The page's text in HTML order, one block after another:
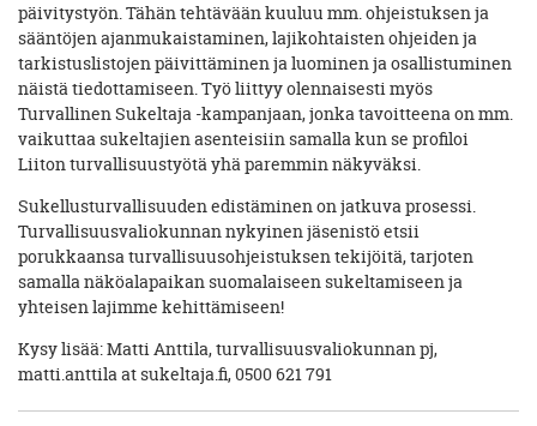
päivitystyön. Tähän tehtävään kuuluu mm. ohjeistuksen ja
sääntöjen ajanmukaistaminen, lajikohtaisten ohjeiden ja
tarkistuslistojen päivittäminen ja luominen ja osallistuminen
näistä tiedottamiseen. Työ liittyy olennaisesti myös
Turvallinen Sukeltaja -kampanjaan, jonka tavoitteena on mm.
vaikuttaa sukeltajien asenteisiin samalla kun se profiloi
Liiton turvallisuustyötä yhä paremmin näkyväksi.
Sukellusturvallisuuden edistäminen on jatkuva prosessi.
Turvallisuusvaliokunnan nykyinen jäsenistö etsii
porukkaansa turvallisuusohjeistuksen tekijöitä, tarjoten
samalla näköalapaikan suomalaiseen sukeltamiseen ja
yhteisen lajimme kehittämiseen!
Kysy lisää: Matti Anttila, turvallisuusvaliokunnan pj,
matti.anttila at sukeltaja.fi, 0500 621 791